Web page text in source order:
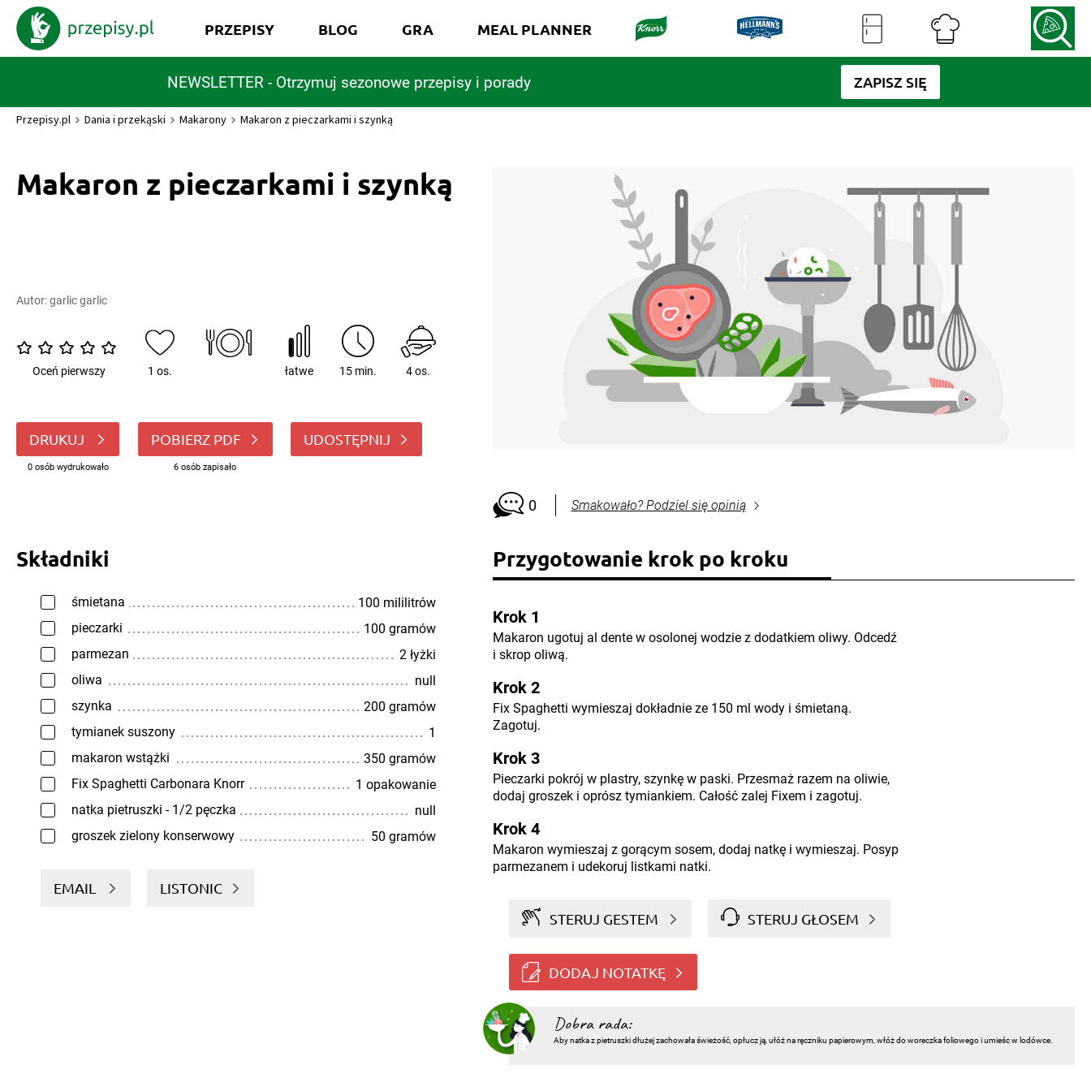
NEWSLETTER - Otrzymuj sezonowe przepisy i porady ZAPISZ SIĘ
PRZEPISY BLOG GRA MEAL PLANNER
Przepisy.pl Dania i przekąski Makarony Makaron z pieczarkami i szynką
Makaron z pieczarkami i szynką
Autor:garlic garlic
Oceń pierwszy 1 os. łatwe 15 min. 4 os.
DRUKUJ
0 osób wydrukowało
POBIERZ PDF
6 osób zapisało
UDOSTĘPNIJ
0 Smakowało? Podziel się opinią
Składniki
śmietana
100 mililitrów
pieczarki
100 gramów
parmezan
2 łyżki
oliwa
null
szynka
200 gramów
tymianek suszony
1
makaron wstążki
350 gramów
Fix Spaghetti Carbonara Knorr
1 opakowanie
natka pietruszki - 1/2 pęczka
null
groszek zielony konserwowy
50 gramów
EMAIL LISTONIC
Przygotowanie krok po kroku
Krok 1
Makaron ugotuj al dente w osolonej wodzie z dodatkiem oliwy. Odcedź
i skrop oliwą.
Krok 2
Fix Spaghetti wymieszaj dokładnie ze 150 ml wody i śmietaną.
Zagotuj.
Krok 3
Pieczarki pokrój w plastry, szynkę w paski. Przesmaż razem na oliwie,
dodaj groszek i oprósz tymiankiem. Całość zalej Fixem i zagotuj.
Krok 4
Makaron wymieszaj z gorącym sosem, dodaj natkę i wymieszaj. Posyp
parmezanem i udekoruj listkami natki.
STERUJ GESTEM STERUJ GŁOSEM
DODAJ NOTATKĘ
Dobra rada:
Aby natka z pietruszki dłużej zachowała świeżość, opłucz ją, ułóż na ręczniku papierowym, włóż do woreczka foliowego i umieśc w lodówce.